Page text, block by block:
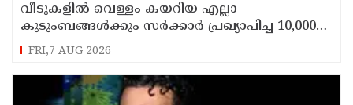
വീടുകളില്‍ വെള്ളം കയറിയ എല്ലാ
കുടുംബങ്ങള്‍ക്കും സര്‍ക്കാര്‍ പ്രഖ്യാപിച്ച 10,000
രൂപ ധനസഹായം ലഭ്യമാക്കും ; എ.പി.
അനില്‍കുമാര്‍
FRI,7 AUG 2026